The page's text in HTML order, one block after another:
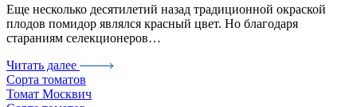
Еще несколько десятилетий назад традиционной окраской
плодов помидор являлся красный цвет. Но благодаря
стараниям селекционеров…
Читать далее
Сорта томатов
Томат Москвич